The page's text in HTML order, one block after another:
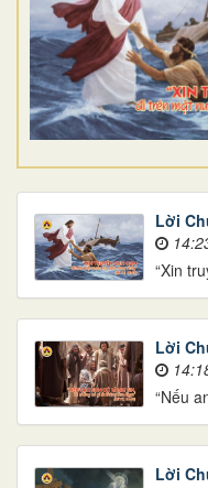
Lời
“Xin
Lời
“Nếu
Lời